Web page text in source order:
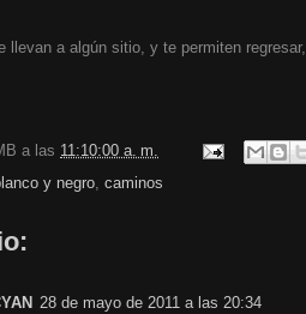
llevan a algún sitio, y te permiten
a las 11:10:00 a. m.
y negro, caminos
28 de mayo de 2011 a las 20:34